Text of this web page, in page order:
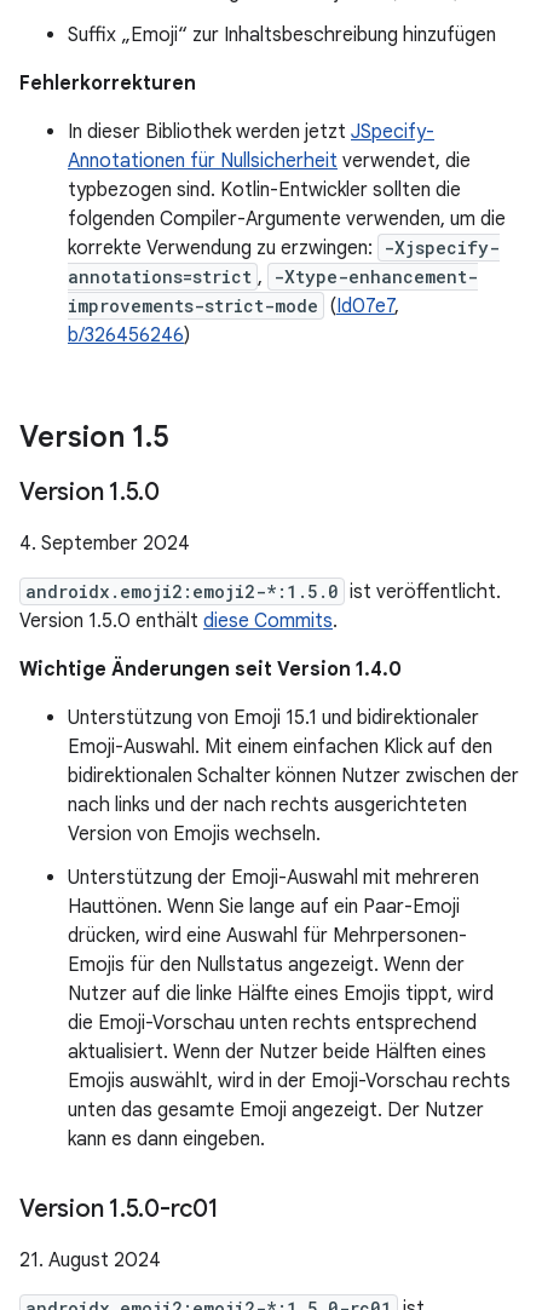
Suffix „Emoji“ zur Inhaltsbeschreibung hinzufügen
Fehlerkorrekturen
In dieser Bibliothek werden jetzt JSpecify-
Annotationen für Nullsicherheit verwendet, die
typbezogen sind. Kotlin-Entwickler sollten die
folgenden Compiler-Argumente verwenden, um die
korrekte Verwendung zu erzwingen:
-Xjspecify-
annotations=strict ,
-Xtype-enhancement-
improvements-strict-mode (Id07e7,
b/326456246)
Version 1.5
Version 1.5.0
4. September 2024
androidx.emoji2:emoji2-*:1.5.0 ist veröffentlicht.
Version 1.5.0 enthält diese Commits.
Wichtige Änderungen seit Version 1.4.0
Unterstützung von Emoji 15.1 und bidirektionaler
Emoji-Auswahl. Mit einem einfachen Klick auf den
bidirektionalen Schalter können Nutzer zwischen der
nach links und der nach rechts ausgerichteten
Version von Emojis wechseln.
Unterstützung der Emoji-Auswahl mit mehreren
Hauttönen. Wenn Sie lange auf ein Paar-Emoji
drücken, wird eine Auswahl für Mehrpersonen-
Emojis für den Nullstatus angezeigt. Wenn der
Nutzer auf die linke Hälfte eines Emojis tippt, wird
die Emoji-Vorschau unten rechts entsprechend
aktualisiert. Wenn der Nutzer beide Hälften eines
Emojis auswählt, wird in der Emoji-Vorschau rechts
unten das gesamte Emoji angezeigt. Der Nutzer
kann es dann eingeben.
Version 1.5.0-rc01
21. August 2024